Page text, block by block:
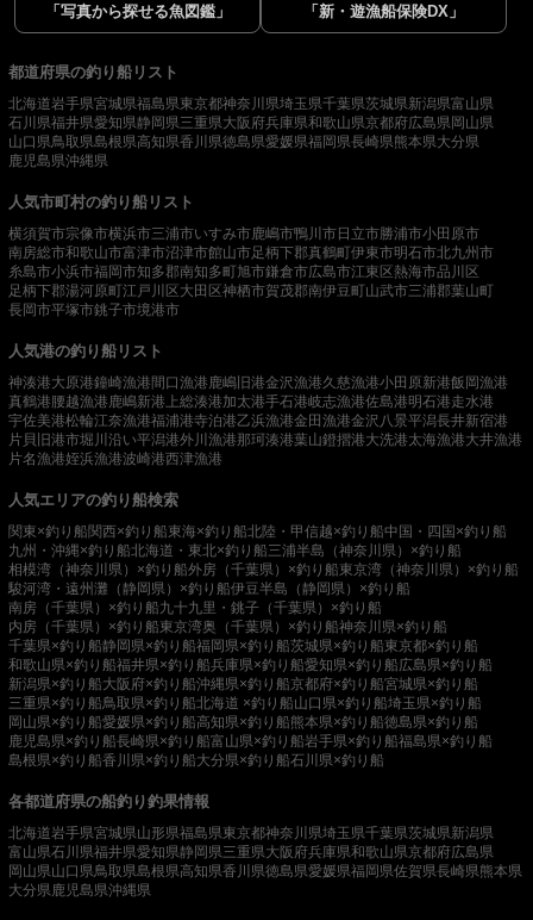
「写真から探せる魚図鑑」
「新・遊漁船保険DX」
都道府県の釣り船リスト
北海道岩手県宮城県福島県東京都神奈川県埼玉県千葉県茨城県新潟県富山県
石川県福井県愛知県静岡県三重県大阪府兵庫県和歌山県京都府広島県岡山県
山口県鳥取県島根県高知県香川県徳島県愛媛県福岡県長崎県熊本県大分県
鹿児島県沖縄県
人気市町村の釣り船リスト
横須賀市宗像市横浜市三浦市いすみ市鹿嶋市鴨川市日立市勝浦市小田原市
南房総市和歌山市富津市沼津市館山市足柄下郡真鶴町伊東市明石市北九州市
糸島市小浜市福岡市知多郡南知多町旭市鎌倉市広島市江東区熱海市品川区
足柄下郡湯河原町江戸川区大田区神栖市賀茂郡南伊豆町山武市三浦郡葉山町
長岡市平塚市銚子市境港市
人気港の釣り船リスト
神湊港大原港鐘崎漁港間口漁港 鹿嶋旧港金沢漁港久慈漁港小田原新港飯岡漁港
真鶴港腰越漁港 鹿嶋新港 上総湊港加太港手石港岐志漁港佐島港明石港走水港
宇佐美港松輪江奈漁港福浦港寺泊港乙浜漁港金田漁港金沢八景平潟長井新宿港
片貝旧港市堀川沿い平潟港外川漁港那珂湊港葉山鐙摺港大洗港太海漁港大井漁港
片名漁港姪浜漁港波崎港西津漁港
人気エリアの釣り船検索
関東×釣り船関西×釣り船東海×釣り船北陸・甲信越×釣り船中国・四国×釣り船
九州・沖縄×釣り船北海道・東北×釣り船三浦半島（神奈川県）×釣り船
相模湾（神奈川県）×釣り船外房（千葉県）×釣り船東京湾（神奈川県）×釣り船
駿河湾・遠州灘（静岡県）×釣り船伊豆半島（静岡県）×釣り船
南房（千葉県）×釣り船九十九里・銚子（千葉県）×釣り船
内房（千葉県）×釣り船東京湾奥（千葉県）×釣り船神奈川県×釣り船
千葉県×釣り船静岡県×釣り船福岡県×釣り船茨城県×釣り船東京都×釣り船
和歌山県×釣り船福井県×釣り船兵庫県×釣り船愛知県×釣り船広島県×釣り船
新潟県×釣り船大阪府×釣り船沖縄県×釣り船京都府×釣り船宮城県×釣り船
三重県×釣り船鳥取県×釣り船北海道 ×釣り船山口県×釣り船埼玉県×釣り船
岡山県×釣り船愛媛県×釣り船高知県×釣り船熊本県×釣り船徳島県×釣り船
鹿児島県×釣り船長崎県×釣り船富山県×釣り船岩手県×釣り船福島県×釣り船
島根県×釣り船香川県×釣り船大分県×釣り船石川県×釣り船
各都道府県の船釣り釣果情報
北海道岩手県宮城県山形県福島県東京都神奈川県埼玉県千葉県茨城県新潟県
富山県石川県福井県愛知県静岡県三重県大阪府兵庫県和歌山県京都府広島県
岡山県山口県鳥取県島根県高知県香川県徳島県愛媛県福岡県佐賀県長崎県熊本県
大分県 鹿児島県沖縄県